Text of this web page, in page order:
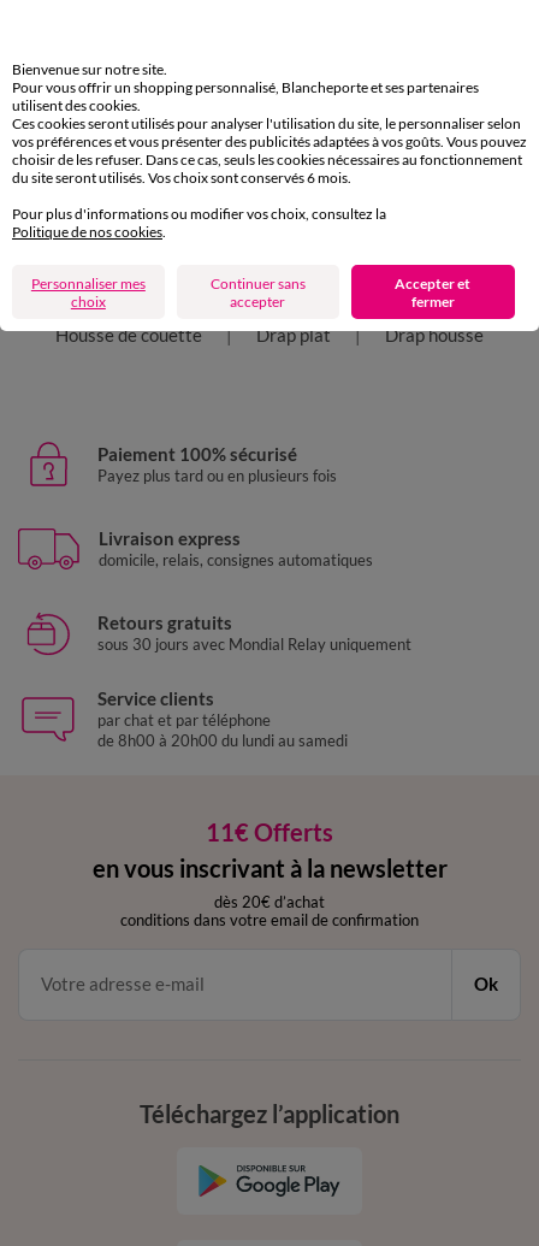
Retours Gratuits
sous 30 jours avec Mondial Relay uniquement
Taie d'oreiller
Housse de couette
Drap plat Drap housse
Paiement 100% sécurisé
Payez plus tard ou en plusieurs fois
Livraison express
domicile, relais, consignes automatiques
Retours gratuits
sous 30 jours avec Mondial Relay uniquement
Service clients
par chat et par téléphone
de 8h00 à 20h00 du lundi au samedi
11€ Offerts
en vous inscrivant à la newsletter
dès 20€ d’achat
conditions dans votre email de confirmation
Ok
Téléchargez l’application
Bienvenue sur notre site.
Pour vous offrir un shopping personnalisé, Blancheporte et ses partenaires
utilisent des cookies.
Ces cookies seront utilisés pour analyser l'utilisation du site, le personnaliser selon
vos préférences et vous présenter des publicités adaptées à vos goûts. Vous pouvez
choisir de les refuser. Dans ce cas, seuls les cookies nécessaires au fonctionnement
du site seront utilisés. Vos choix sont conservés 6 mois.
Pour plus d'informations ou modifier vos choix, consultez la
Politique de nos cookies.
Personnaliser mes
choix
Continuer sans
accepter
Accepter et
fermer